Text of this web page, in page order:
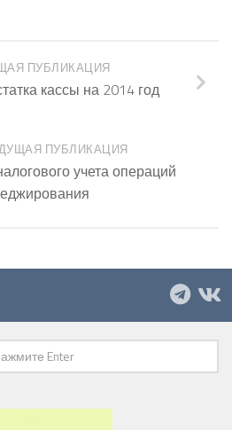
ПУБЛИКАЦИЯ
кассы на 2014 год
ПУБЛИКАЦИЯ
учета операций